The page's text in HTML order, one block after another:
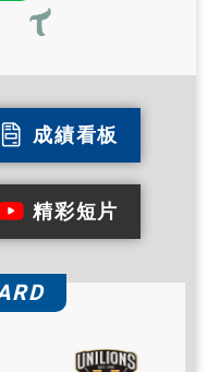
成績看板
精彩短片